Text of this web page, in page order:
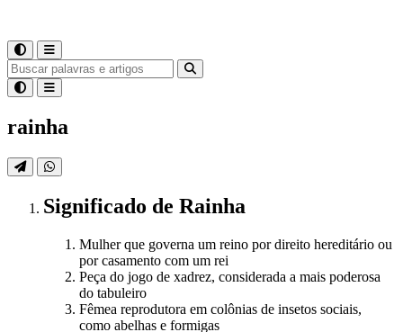
rainha
Significado de Rainha
Mulher que governa um reino por direito hereditário ou
por casamento com um rei
Peça do jogo de xadrez, considerada a mais poderosa
do tabuleiro
Fêmea reprodutora em colônias de insetos sociais,
como abelhas e formigas